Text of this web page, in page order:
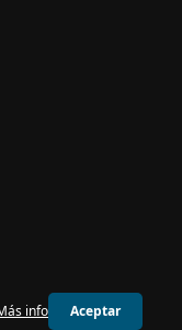
info Aceptar